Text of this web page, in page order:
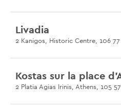
Livadia
2 Kanigos, Historic Centre, 106 77
2 Platia Agias Irinis, Athens, 105 57